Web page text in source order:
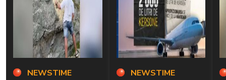
NEWSTIME
NEWSTIME